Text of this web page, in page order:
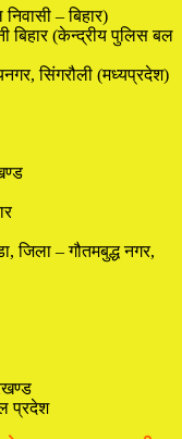
– बिहार)
(केन्द्रीय पुलिस बल
सिंगरौली (मध्यप्रदेश)
जिला – गौतमबुद्ध नगर,
प्रदेश